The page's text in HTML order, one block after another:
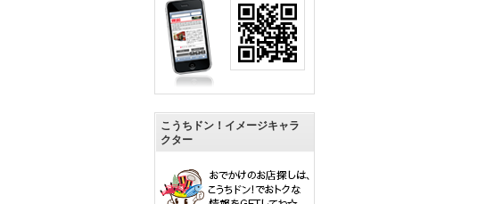
こうちドン！イメージキャラ
クター